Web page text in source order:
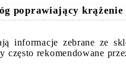
poprawiający
informacje zebrane ze
rekomendowane